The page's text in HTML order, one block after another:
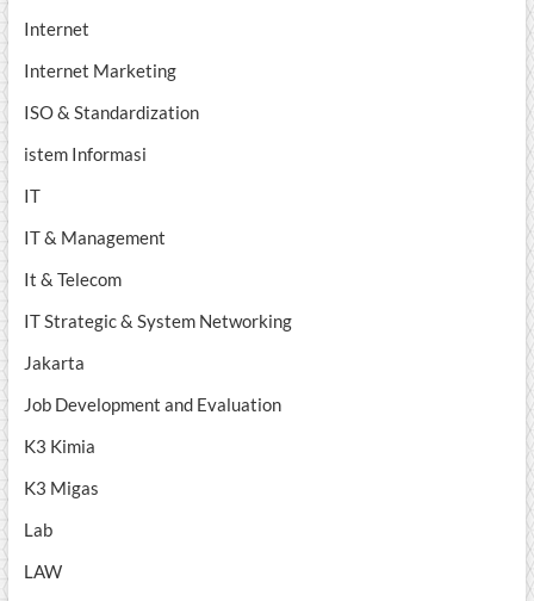
Internet
Internet Marketing
ISO & Standardization
istem Informasi
IT
IT & Management
It & Telecom
IT Strategic & System Networking
Jakarta
Job Development and Evaluation
K3 Kimia
K3 Migas
Lab
LAW